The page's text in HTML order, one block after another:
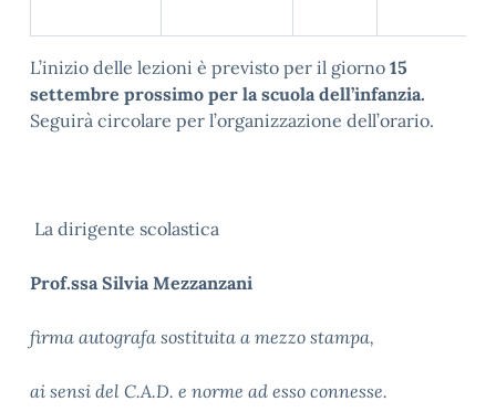
L’inizio delle lezioni è previsto per il giorno 15
settembre prossimo per la scuola dell’infanzia.
Seguirà circolare per l’organizzazione dell’orario.
La dirigente scolastica
Prof.ssa Silvia Mezzanzani
firma autografa sostituita a mezzo stampa,
ai sensi del C.A.D. e norme ad esso connesse.